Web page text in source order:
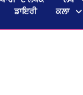
ਡਾਇਰੀ ਕਲਾ